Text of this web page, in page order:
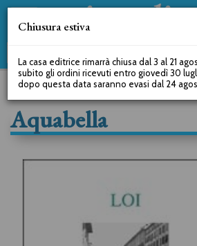
Aquabella
Chiusura estiva
La casa editrice rimarrà chiusa dal 3 al 21
subito gli ordini ricevuti entro giovedì 30
dopo questa data saranno evasi dal 24